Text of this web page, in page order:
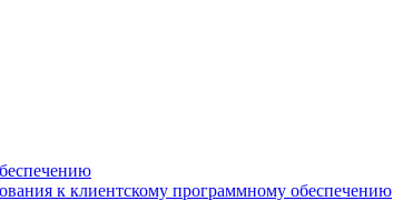
к клиентскому программному обеспечению